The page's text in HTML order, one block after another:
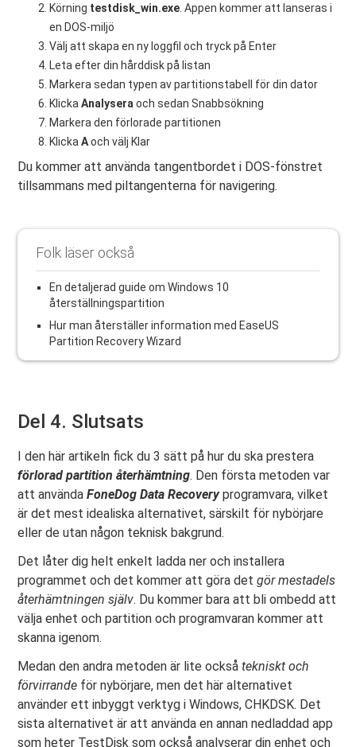
Körning testdisk_win.exe . Appen kommer att lanseras i
en DOS-miljö
Välj att skapa en ny loggfil och tryck på Enter
Leta efter din hårddisk på listan
Markera sedan typen av partitionstabell för din dator
KlickaAnalysera och sedan Snabbsökning
Markera den förlorade partitionen
KlickaAoch välj Klar
Du kommer att använda tangentbordet i DOS-fönstret
tillsammans med piltangenterna för navigering.
Folk läser också
En detaljerad guide om Windows 10
återställningspartition
Hur man återställer information med EaseUS
Partition Recovery Wizard
Del 4. Slutsats
I den här artikeln fick du 3 sätt på hur du ska prestera
förlorad partition återhämtning. Den första metoden var
att användaFoneDog Data Recoveryprogramvara, vilket
är det mest idealiska alternativet, särskilt för nybörjare
eller de utan någon teknisk bakgrund.
Det låter dig helt enkelt ladda ner och installera
programmet och det kommer att göra detgör mestadels
återhämtningen själv. Du kommer bara att bli ombedd att
välja enhet och partition och programvaran kommer att
skanna igenom.
Medan den andra metoden är lite ocksåtekniskt och
förvirrande för nybörjare, men det här alternativet
använder ett inbyggt verktyg i Windows, CHKDSK. Det
sista alternativet är att använda en annan nedladdad app
som heter TestDisk som också analyserar din enhet och